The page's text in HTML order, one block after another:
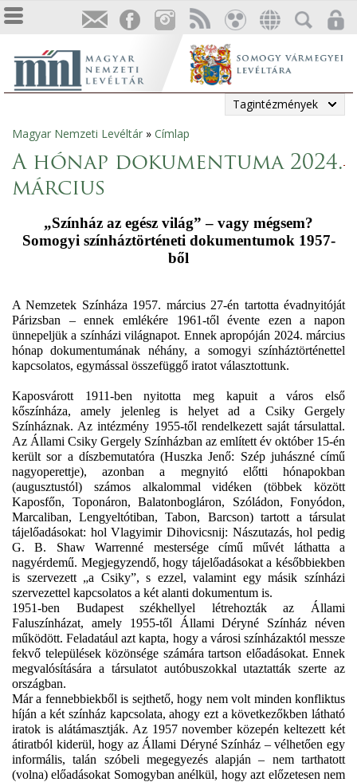
Tagintézmények
Jelenlegi
hely
Magyar Nemzeti Levéltár » Címlap
A hónap dokumentuma 2024.
március
„Színház az egész világ” – vagy mégsem?
Somogyi színháztörténeti dokumentumok 1957-
ből
A Nemzetek Színháza 1957. március 27-én tartotta évadnyitóját
Párizsban – ennek emlékére 1961-től évente ezen a napon
ünnepeljük a színházi világnapot. Ennek apropóján 2024. március
hónap dokumentumának néhány, a somogyi színháztörténettel
kapcsolatos, egymással összefüggő iratot választottunk.
Kaposvárott 1911-ben nyitotta meg kapuit a város első
kőszínháza, amely jelenleg is helyet ad a Csiky Gergely
Színháznak. Az intézmény 1955-től rendelkezett saját társulattal.
Az Állami Csiky Gergely Színházban az említett év október 15-én
került sor a díszbemutatóra (Huszka Jenő: Szép juhászné című
nagyoperettje), azonban a megnyitó előtti hónapokban
(augusztustól) számos alkalommal vidéken (többek között
Kaposfőn, Toponáron, Balatonbogláron, Szóládon, Fonyódon,
Marcaliban, Lengyeltótiban, Tabon, Barcson) tartott a társulat
tájelőadásokat: hol Vlagyimir Dihovicsnij: Nászutazás, hol pedig
G. B. Shaw Warrenné mestersége című művét láthatta a
nagyérdemű. Megjegyzendő, hogy tájelőadásokat a későbbiekben
is szervezett „a Csiky”, s ezzel, valamint egy másik színházi
szervezettel kapcsolatos a két alanti dokumentum is.
1951-ben Budapest székhellyel létrehozták az Állami
Faluszínházat, amely 1955-től Állami Déryné Színház néven
működött. Feladatául azt kapta, hogy a városi színházaktól messze
fekvő települések közönsége számára tartson előadásokat. Ennek
megvalósítására a társulatot autóbuszokkal utaztatták szerte az
országban.
Már a fennebbiekből is sejthető, hogy nem volt minden konfliktus
híján a két színház kapcsolata, ahogy ezt a következőkben látható
iratok is alátámasztják. Az 1957 november közepén keltezett két
átiratból kiderül, hogy az Állami Déryné Színház – vélhetően egy
informális, talán szóbeli megegyezés alapján – nem tarthatott
(volna) előadásokat Somogyban anélkül, hogy azt előzetesen nem